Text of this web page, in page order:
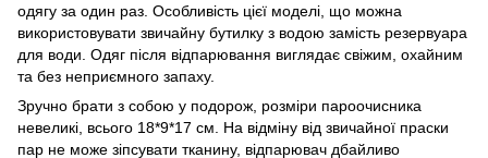
одягу за один раз. Особливість цієї моделі, що можна
використовувати звичайну бутилку з водою замість резервуара
для води. Одяг після відпарювання виглядає свіжим, охайним
та без неприємного запаху.
Зручно брати з собою у подорож, розміри пароочисника
невеликі, всього 18*9*17 см. На відміну від звичайної праски
пар не може зіпсувати тканину, відпарювач дбайливо